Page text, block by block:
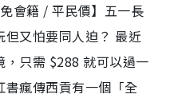
會籍 / 平民價】五一長
又怕要同人迫？ 最近
，只需 $288 就可以過一
書瘋傳西貢有一個「全